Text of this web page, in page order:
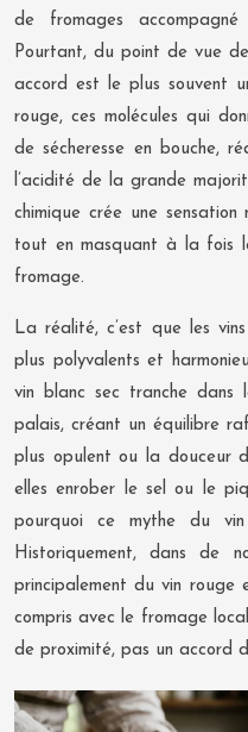
de fromages
Pourtant, du point de vue
accord est le plus souvent
rouge, ces molécules qui
de sécheresse en bouche,
l’acidité de la grande
chimique crée une
tout en masquant à la fois
fromage.
La réalité, c’est que les
plus polyvalents et
vin blanc sec tranche
palais, créant un équilibre
plus opulent ou la douceur
elles enrober le sel ou le
pourquoi ce mythe du
Historiquement, dans de
principalement du vin
compris avec le fromage
de proximité, pas un accord